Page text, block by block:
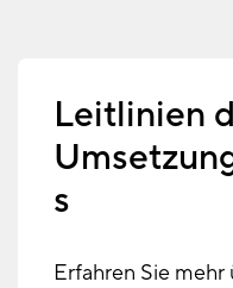
Leitlinien
s
Erfahren Sie